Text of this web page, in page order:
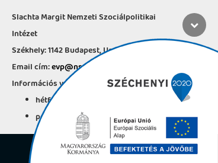
Slachta Margit Nemzeti Szociálpolitikai
Intézet
Székhely: 1142 Budapest, Ungvár u. 64-66.
Email cím:evp@nszi.hu
Információs vonal: +36 30 682-6371
hétfő-csütörtök: 8:00-16:00
péntek: 8:00-14.00